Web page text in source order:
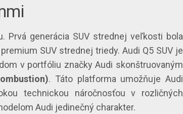
Prvá generácia SUV strednej veľkosti bola
SUV strednej triedy. Audi Q5 SUV je
v portfóliu značky Audi skonštruovaným
. Táto platforma umožňuje Audi
technickou náročnosťou v rozličných
Audi jedinečný charakter.